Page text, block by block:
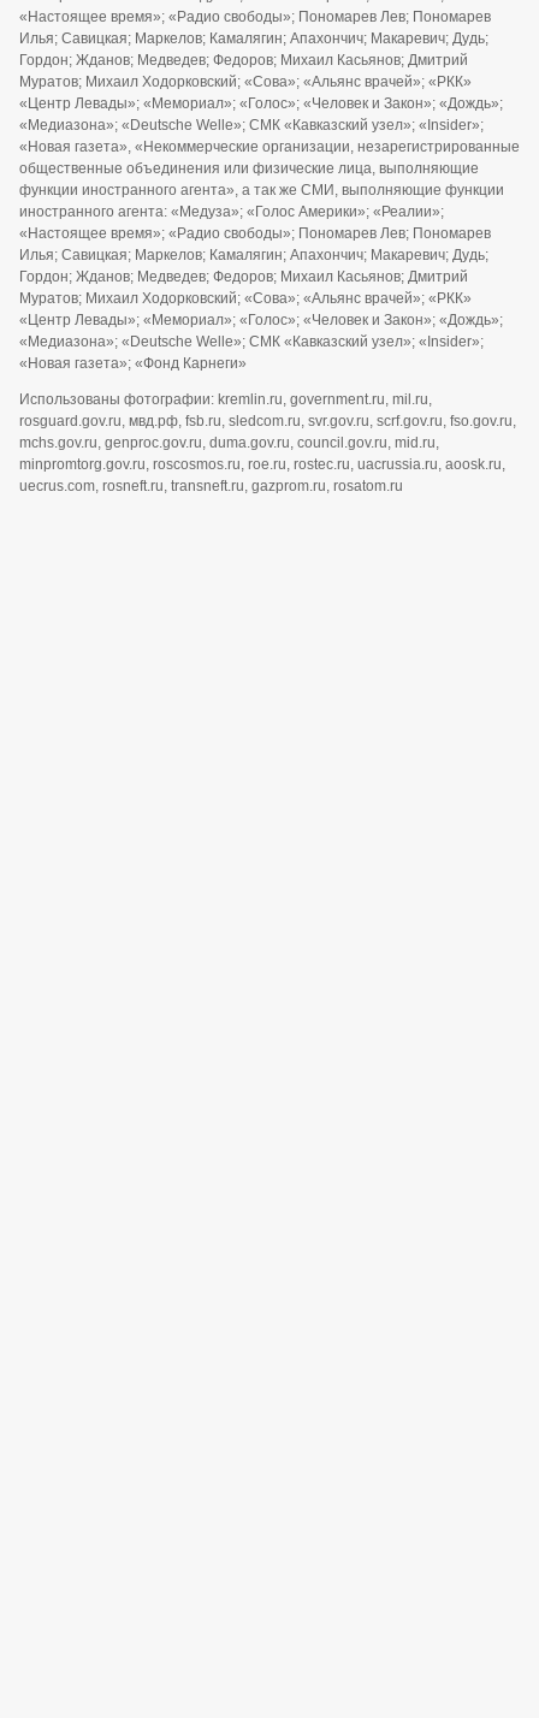
«Настоящее время»; «Радио свободы»; Пономарев Лев; Пономарев
Илья; Савицкая; Маркелов; Камалягин; Апахончич; Макаревич; Дудь;
Гордон; Жданов; Медведев; Федоров; Михаил Касьянов; Дмитрий
Муратов; Михаил Ходорковский; «Сова»; «Альянс врачей»; «РКК»
«Центр Левады»; «Мемориал»; «Голос»; «Человек и Закон»; «Дождь»;
«Медиазона»; «Deutsche Welle»; СМК «Кавказский узел»; «Insider»;
«Новая газета», «Некоммерческие организации, незарегистрированные
общественные объединения или физические лица, выполняющие
функции иностранного агента», а так же СМИ, выполняющие функции
иностранного агента: «Медуза»; «Голос Америки»; «Реалии»;
«Настоящее время»; «Радио свободы»; Пономарев Лев; Пономарев
Илья; Савицкая; Маркелов; Камалягин; Апахончич; Макаревич; Дудь;
Гордон; Жданов; Медведев; Федоров; Михаил Касьянов; Дмитрий
Муратов; Михаил Ходорковский; «Сова»; «Альянс врачей»; «РКК»
«Центр Левады»; «Мемориал»; «Голос»; «Человек и Закон»; «Дождь»;
«Медиазона»; «Deutsche Welle»; СМК «Кавказский узел»; «Insider»;
«Новая газета»; «Фонд Карнеги»
Использованы фотографии: kremlin.ru, government.ru, mil.ru,
rosguard.gov.ru, мвд.рф, fsb.ru, sledcom.ru, svr.gov.ru, scrf.gov.ru, fso.gov.ru,
mchs.gov.ru, genproc.gov.ru, duma.gov.ru, council.gov.ru, mid.ru,
minpromtorg.gov.ru, roscosmos.ru, roe.ru, rostec.ru, uacrussia.ru, aoosk.ru,
uecrus.com, rosneft.ru, transneft.ru, gazprom.ru, rosatom.ru